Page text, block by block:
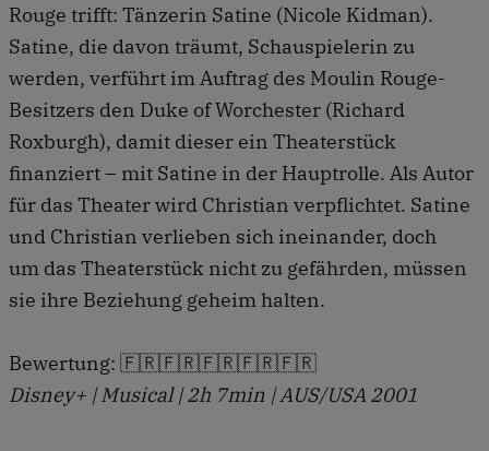
Rouge trifft: Tänzerin Satine (Nicole Kidman).
Satine, die davon träumt, Schauspielerin zu
werden, verführt im Auftrag des Moulin Rouge-
Besitzers den Duke of Worchester (Richard
Roxburgh), damit dieser ein Theaterstück
finanziert – mit Satine in der Hauptrolle. Als Autor
für das Theater wird Christian verpflichtet. Satine
und Christian verlieben sich ineinander, doch
um das Theaterstück nicht zu gefährden, müssen
sie ihre Beziehung geheim halten.
Bewertung: 🇫🇷🇫🇷🇫🇷🇫🇷🇫🇷
Disney+ | Musical | 2h 7min | AUS/USA 2001